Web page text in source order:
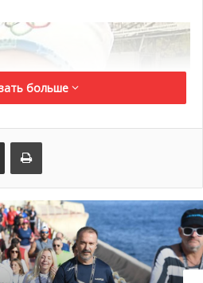
и великая честь — нести
Несмотря на то, что я это
все равно очень
больше
Поделиться по электронной почте Распечатать